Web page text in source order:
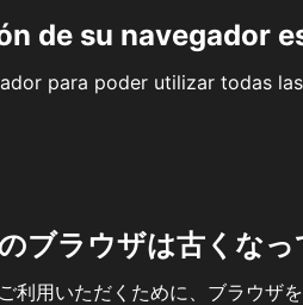
de su navegador
para poder utilizar todas
ブラウザは古くな
用いただくために、ブラウザ